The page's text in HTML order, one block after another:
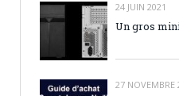
24 JUIN 2021
Un gros
27 NOVEMBRE